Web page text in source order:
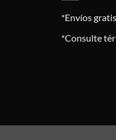
*Envíos
*Consulte